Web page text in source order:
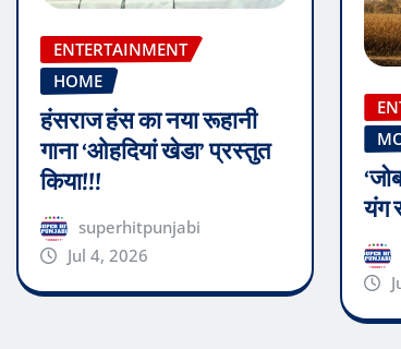
ENTERTAINMENT
HOME
हंसराज हंस का नया रूहानी
गाना ‘ओहदियां खेडा’ प्रस्तुत
किया!!!
superhitpunjabi
Jul 4, 2026
यंग